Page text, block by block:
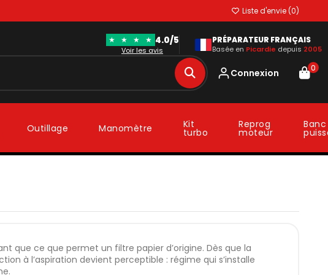
Liste d'envie (0)
★ ★ ★ ★ 4.0/5
Voir les avis
PRÉPARATEUR FRANÇAIS
Basée en Picardie depuis 2005
Connexion 0
Outillage Manomètre Kit
turbo
Reprog
moteur
que ce que permet un filtre papier d’origine. Dès que la
à l’aspiration devient perceptible : régime qui s’installe